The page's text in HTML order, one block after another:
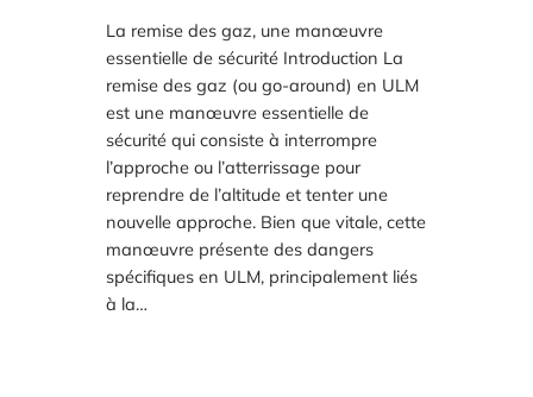
La remise des gaz, une manœuvre
essentielle de sécurité Introduction La
remise des gaz (ou go-around) en ULM
est une manœuvre essentielle de
sécurité qui consiste à interrompre
l’approche ou l’atterrissage pour
reprendre de l’altitude et tenter une
nouvelle approche. Bien que vitale, cette
manœuvre présente des dangers
spécifiques en ULM, principalement liés
à la…